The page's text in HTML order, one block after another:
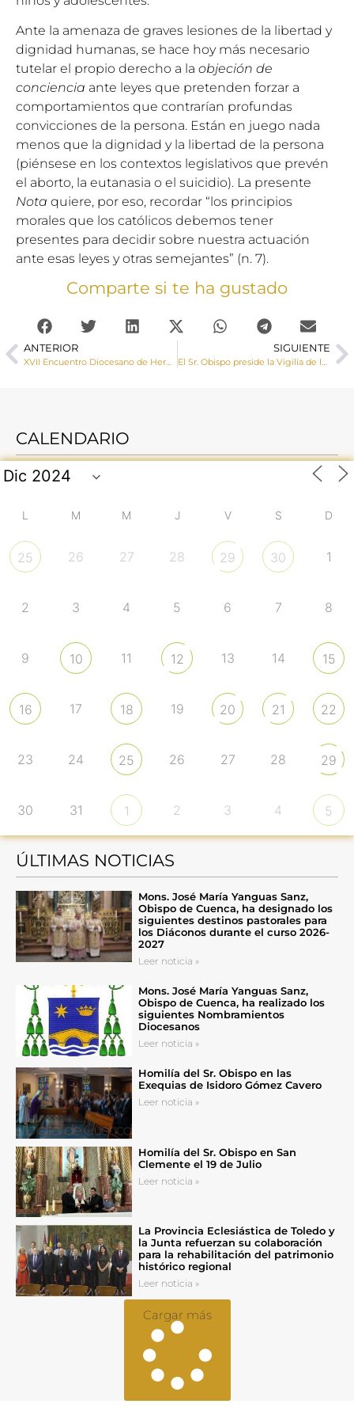
Ante la amenaza de graves lesiones de la libertad y
dignidad humanas, se hace hoy más necesario
tutelar el propio derecho a la objeción de
conciencia ante leyes que pretenden forzar a
comportamientos que contrarían profundas
convicciones de la persona. Están en juego nada
menos que la dignidad y la libertad de la persona
(piénsese en los contextos legislativos que prevén
el aborto, la eutanasia o el suicidio). La presente
Nota quiere, por eso, recordar “los principios
morales que los católicos debemos tener
presentes para decidir sobre nuestra actuación
ante esas leyes y otras semejantes” (n. 7).
Comparte si te ha gustado
ANTERIOR
XVII Encuentro Diocesano de Hermandades y Cofradías en Huete el 29 de mayo
SIGUIENTE
El Sr. Obispo preside la Vigilia de la Divina Misericordia
CALENDARIO
L M M J V S D
25 26 27 28 29 30 1
2 3 4 5 6 7 8
9 10 11 12 13 14 15
16 17 18 19 20 21 22
23 24 25 26 27 28 29
30 31 1 2 3 4 5
ÚLTIMAS NOTICIAS
Mons. José María Yanguas Sanz,
Obispo de Cuenca, ha designado los
siguientes destinos pastorales para
los Diáconos durante el curso 2026-
2027
Leer noticia »
Mons. José María Yanguas Sanz,
Obispo de Cuenca, ha realizado los
siguientes Nombramientos
Diocesanos
Leer noticia »
Homilía del Sr. Obispo en las
Exequias de Isidoro Gómez Cavero
Leer noticia »
Homilía del Sr. Obispo en San
Clemente el 19 de Julio
Leer noticia »
La Provincia Eclesiástica de Toledo y
la Junta refuerzan su colaboración
para la rehabilitación del patrimonio
histórico regional
Leer noticia »
Cargar más